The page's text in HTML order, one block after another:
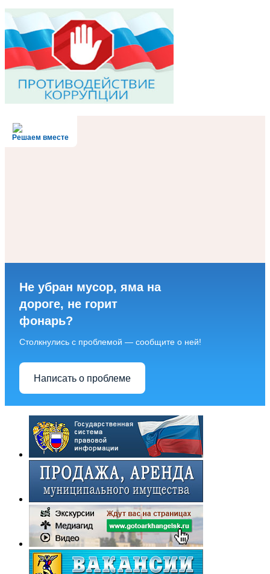
Решаем вместе
Не убран мусор, яма на
дороге, не горит
фонарь?
Столкнулись с проблемой — сообщите о ней!
Написать о проблеме